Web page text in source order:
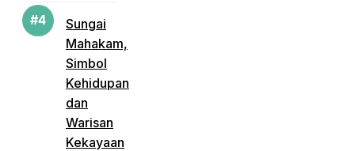
Sungai
Mahakam,
Simbol
Kehidupan
dan
Warisan
Kekayaan